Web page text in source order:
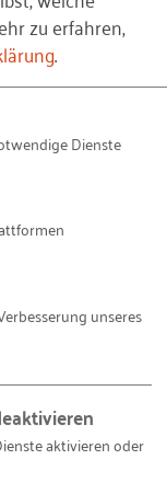
Bewerbung -
495 2820)
bei uns.
Bewerbung - melden
zu erfahren,
.
Dienste
unseres
aktivieren oder